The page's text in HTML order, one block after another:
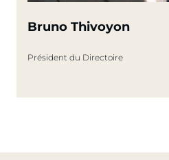
Bruno Thivoyon
Président du Directoire